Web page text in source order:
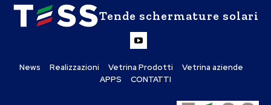
Tende schermature solari
News Realizzazioni Vetrina Prodotti
Vetrina aziende
APPS
CONTATTI